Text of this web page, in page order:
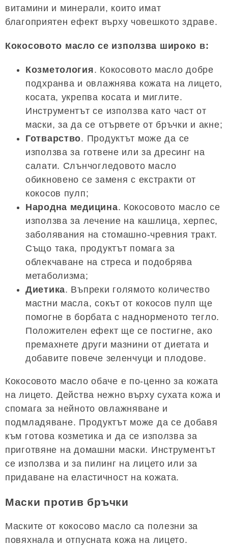
витамини и минерали, които имат
благоприятен ефект върху човешкото здраве.
Кокосовото масло се използва широко в:
Козметология. Кокосовото масло добре
подхранва и овлажнява кожата на лицето,
косата, укрепва косата и миглите.
Инструментът се използва като част от
маски, за да се отървете от бръчки и акне;
Готварство. Продуктът може да се
използва за готвене или за дресинг на
салати. Слънчогледовото масло
обикновено се заменя с екстракти от
кокосов пулп;
Народна медицина. Кокосовото масло се
използва за лечение на кашлица, херпес,
заболявания на стомашно-чревния тракт.
Също така, продуктът помага за
облекчаване на стреса и подобрява
метаболизма;
Диетика. Въпреки голямото количество
мастни масла, сокът от кокосов пулп ще
помогне в борбата с наднорменото тегло.
Положителен ефект ще се постигне, ако
премахнете други мазнини от диетата и
добавите повече зеленчуци и плодове.
Кокосовото масло обаче е по-ценно за кожата
на лицето. Действа нежно върху сухата кожа и
спомага за нейното овлажняване и
подмладяване. Продуктът може да се добавя
към готова козметика и да се използва за
приготвяне на домашни маски. Инструментът
се използва и за пилинг на лицето или за
придаване на еластичност на кожата.
Маски против бръчки
Маските от кокосово масло са полезни за
повяхнала и отпусната кожа на лицето.